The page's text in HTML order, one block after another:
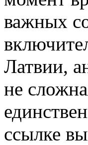
важных
Латвии,
не
ссылке